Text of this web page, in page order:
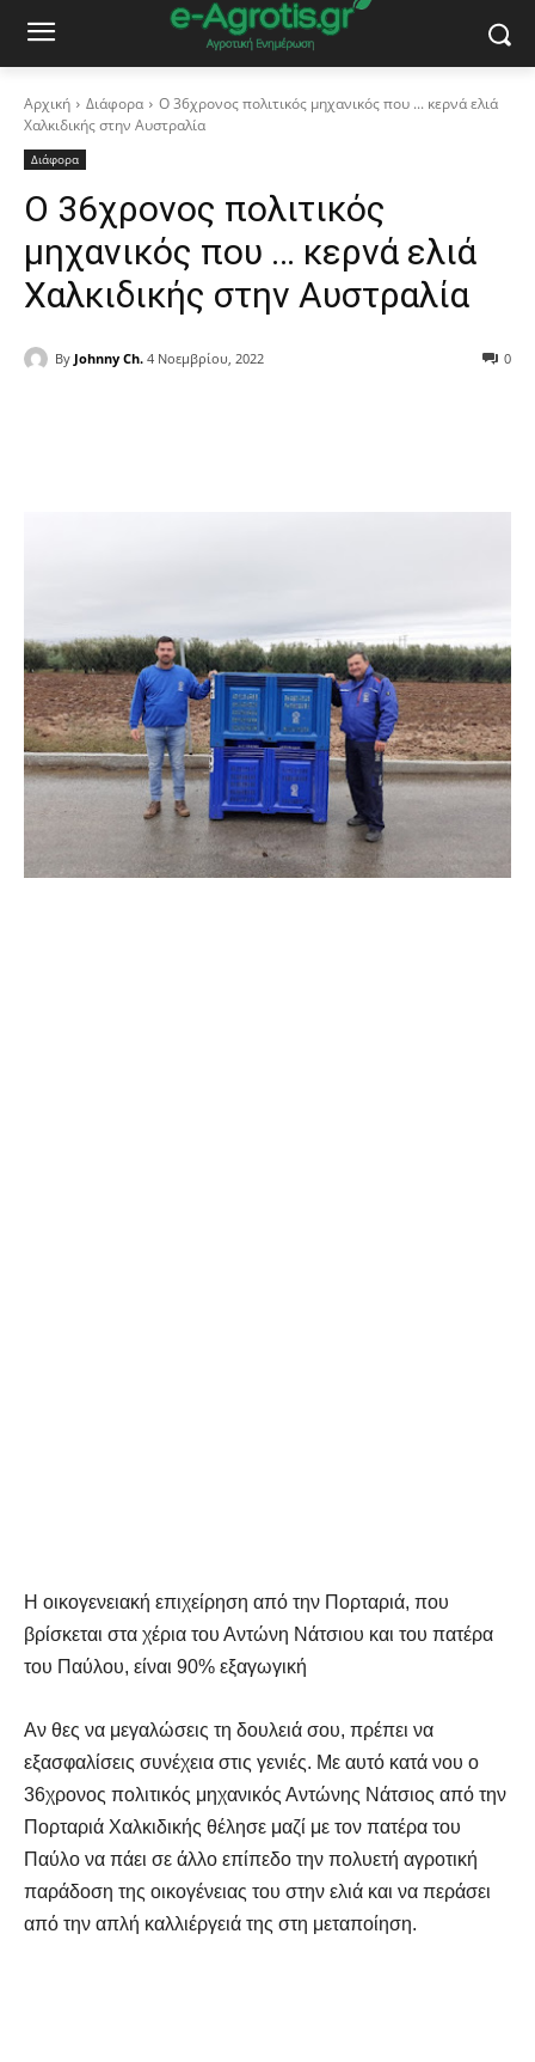
Αρχική Διάφορα
Ο 36χρονος πολιτικός μηχανικός που ... κερνά ελιά
Χαλκιδικής στην Αυστραλία
Διάφορα
Ο 36χρονος πολιτικός
μηχανικός που … κερνά ελιά
Χαλκιδικής στην Αυστραλία
By Johnny Ch. 4 Νοεμβρίου, 2022 0
Η οικογενειακή επιχείρηση από την Πορταριά, που
βρίσκεται στα χέρια του Αντώνη Νάτσιου και του πατέρα
του Παύλου, είναι 90% εξαγωγική
Αν θες να μεγαλώσεις τη δουλειά σου, πρέπει να
εξασφαλίσεις συνέχεια στις γενιές. Με αυτό κατά νου ο
36χρονος πολιτικός μηχανικός Αντώνης Νάτσιος από την
Πορταριά Χαλκιδικής θέλησε μαζί με τον πατέρα του
Παύλο να πάει σε άλλο επίπεδο την πολυετή αγροτική
παράδοση της οικογένειας του στην ελιά και να περάσει
από την απλή καλλιέργειά της στη μεταποίηση.